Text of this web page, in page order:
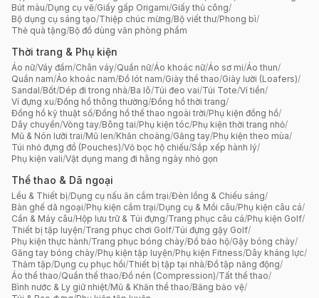
Bút màu/Dụng cụ vẽ/Giấy gấp Origami/Giấy thủ công/
Bộ dụng cụ sáng tạo/Thiệp chúc mừng/Bộ viết thư/Phong bì/
Thẻ quà tặng/Bộ đồ dùng văn phòng phẩm
Thời trang & Phụ kiện
Áo nữ/Váy đầm/Chân váy/Quần nữ/Áo khoác nữ/Áo sơ mi/Áo thun/
Quần nam/Áo khoác nam/Đồ lót nam/Giày thể thao/Giày lười (Loafers)/
Sandal/Bốt/Dép đi trong nhà/Ba lô/Túi đeo vai/Túi Tote/Ví tiền/
Ví đựng xu/Đồng hồ thông thường/Đồng hồ thời trang/
Đồng hồ kỹ thuật số/Đồng hồ thể thao ngoài trời/Phụ kiện đồng hồ/
Dây chuyền/Vòng tay/Bông tai/Phụ kiện tóc/Phụ kiện thời trang nhỏ/
Mũ & Nón lưỡi trai/Mũ len/Khăn choàng/Găng tay/Phụ kiện theo mùa/
Túi nhỏ đựng đồ (Pouches)/Vỏ bọc hộ chiếu/Sắp xếp hành lý/
Phụ kiện vali/Vật dụng mang đi hằng ngày nhỏ gọn
Thể thao & Dã ngoại
Lều & Thiết bị/Dụng cụ nấu ăn cắm trại/Đèn lồng & Chiếu sáng/
Bàn ghế dã ngoại/Phụ kiện cắm trại/Dụng cụ & Mồi câu/Phụ kiện câu cá/
Cần & Máy câu/Hộp lưu trữ & Túi đựng/Trang phục câu cá/Phụ kiện Golf/
Thiết bị tập luyện/Trang phục chơi Golf/Túi đựng gậy Golf/
Phụ kiện thực hành/Trang phục bóng chày/Đồ bảo hộ/Gậy bóng chày/
Găng tay bóng chày/Phụ kiện tập luyện/Phụ kiện Fitness/Dây kháng lực/
Thảm tập/Dụng cụ phục hồi/Thiết bị tập tại nhà/Đồ tập năng động/
Áo thể thao/Quần thể thao/Đồ nén (Compression)/Tất thể thao/
Bình nước & Ly giữ nhiệt/Mũ & Khăn thể thao/Băng bảo vệ/